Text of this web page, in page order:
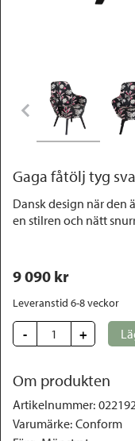
Gaga fåtölj tyg
Dansk design när den
en stilren och nätt
9 090 kr
Leveranstid 6-8 veckor
- +
Om produkten
Artikelnummer:
Varumärke: Conform